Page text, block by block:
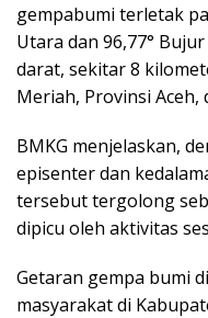
gempabumi terletak
Utara dan 96,77°
darat, sekitar 8
Meriah, Provinsi
BMKG menjelaskan,
episenter dan
tersebut tergolong
dipicu oleh aktivitas
Getaran gempa bumi
masyarakat di